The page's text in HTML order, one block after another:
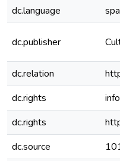
dc.language
spa
dc.publisher
dc.relation
dc.rights
dc.rights
dc.source